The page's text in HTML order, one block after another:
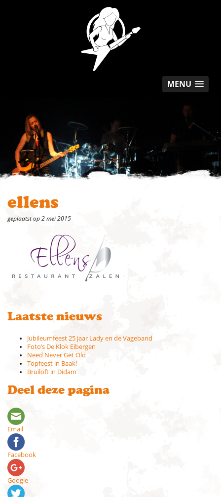
MENU
ellens
geplaatst op 2 mei 2015
Laatste nieuws
Jubileumfeest 25 jaar Lady en de Vageband
Foto’s De Klok Eibergen
Need Never Get Old
Topfeest in Baak!
Bruiloft in Didam
Deel deze pagina
Email
Facebook
Google